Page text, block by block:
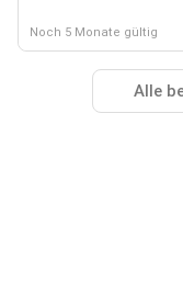
Noch 5 Monate gültig
Alle